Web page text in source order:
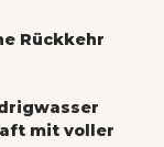
Rückkehr
mit voller